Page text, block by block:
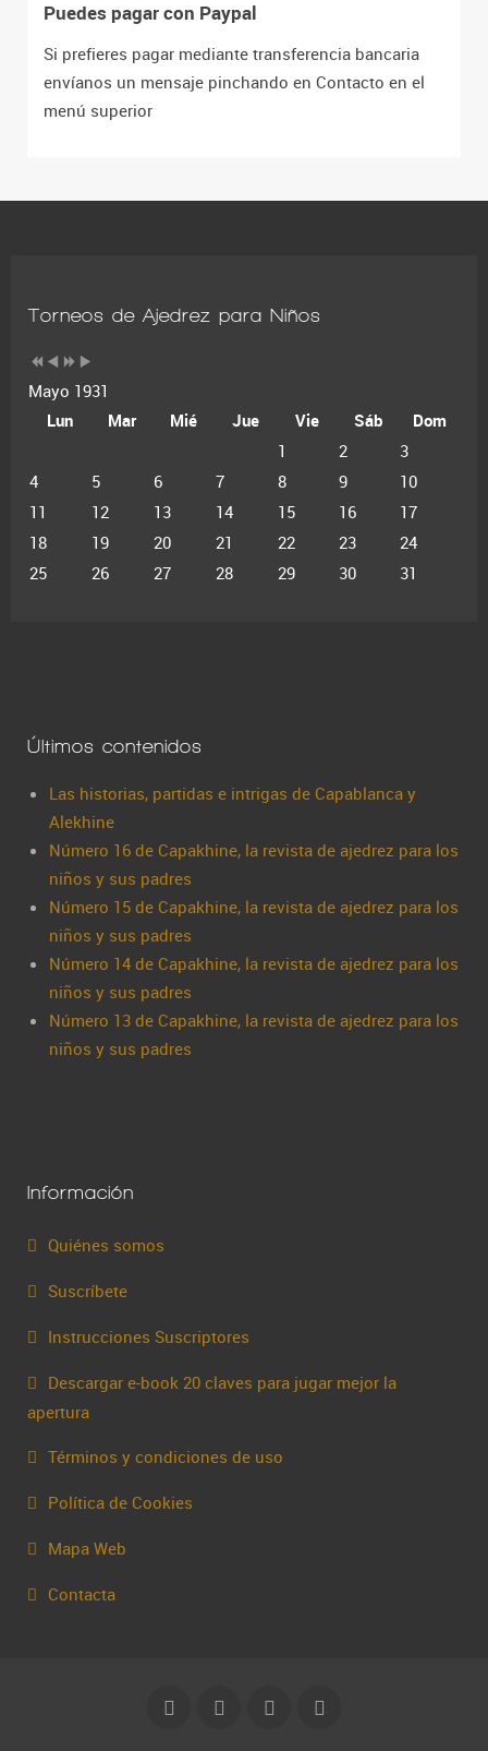
Puedes pagar con Paypal
Si prefieres pagar mediante transferencia bancaria
envíanos un mensaje pinchando en Contacto en el
menú superior
Torneos de Ajedrez para Niños
Mayo 1931
Lun
Mar Mié Jue Vie Sáb
Dom
1
2
3
4
5 6 7 8 9
10
11
12 13 14 15 16
17
18
19 20 21 22 23
24
25
26 27 28 29 30 31
Últimos contenidos
Las historias, partidas e intrigas de Capablanca y
Alekhine
Número 16 de Capakhine, la revista de ajedrez para los
niños y sus padres
Número 15 de Capakhine, la revista de ajedrez para los
niños y sus padres
Número 14 de Capakhine, la revista de ajedrez para los
niños y sus padres
Número 13 de Capakhine, la revista de ajedrez para los
niños y sus padres
Información
Quiénes somos
Suscríbete
Instrucciones Suscriptores
Descargar e-book 20 claves para jugar mejor la
apertura
Términos y condiciones de uso
Política de Cookies
Mapa Web
Contacta